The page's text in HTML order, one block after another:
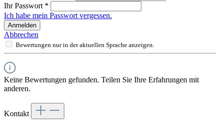
Ihr Passwort *
Ich habe mein Passwort vergessen.
Anmelden
Abbrechen
Bewertungen nur in der aktuellen Sprache anzeigen.
Keine Bewertungen gefunden. Teilen Sie Ihre Erfahrungen mit
anderen.
Kontakt